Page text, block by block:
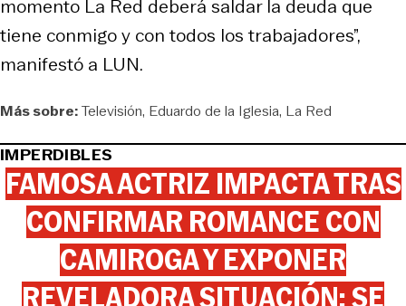
momento La Red deberá saldar la deuda que
tiene conmigo y con todos los trabajadores”,
manifestó a LUN.
Más sobre:Televisión Eduardo de la Iglesia La Red
IMPERDIBLES
FAMOSA ACTRIZ IMPACTA TRAS
CONFIRMAR ROMANCE CON
CAMIROGA Y EXPONER